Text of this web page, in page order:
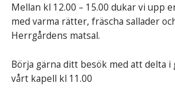
Mellan kl 12.00 – 15.00 dukar vi upp
med varma rätter, fräscha sallader
Herrgårdens matsal.
Börja gärna ditt besök med att delta i
vårt kapell kl 11.00